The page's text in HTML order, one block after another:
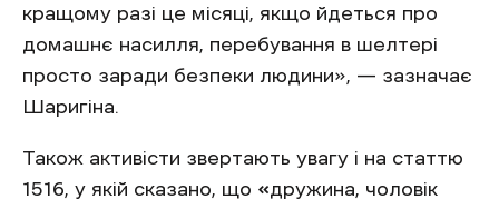
кращому разі це місяці, якщо йдеться про
домашнє насилля, перебування в шелтері
просто заради безпеки людини», — зазначає
Шаригіна.
Також активісти звертають увагу і на статтю
1516, у якій сказано, що «дружина, чоловік